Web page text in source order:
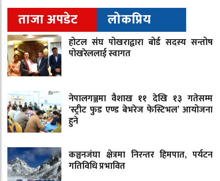
ताजा अपडेट लोकप्रिय
होटल संघ पोखराद्वारा बोर्ड सदस्य सन्तोष
पोखरेललाई स्वागत
नेपालगञ्जमा वैशाख ११ देखि १३ गतेसम्म
‘स्ट्रीट फुड एण्ड बेभरेज फेस्टिभल’ आयोजना
हुने
कञ्चनजंघा क्षेत्रमा निरन्तर हिमपात, पर्यटन
गतिविधि प्रभावित